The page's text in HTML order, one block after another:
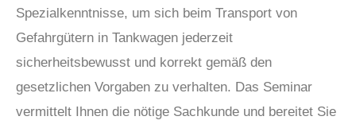
Spezialkenntnisse, um sich beim Transport von
Gefahrgütern in Tankwagen jederzeit
sicherheitsbewusst und korrekt gemäß den
gesetzlichen Vorgaben zu verhalten. Das Seminar
vermittelt Ihnen die nötige Sachkunde und bereitet Sie